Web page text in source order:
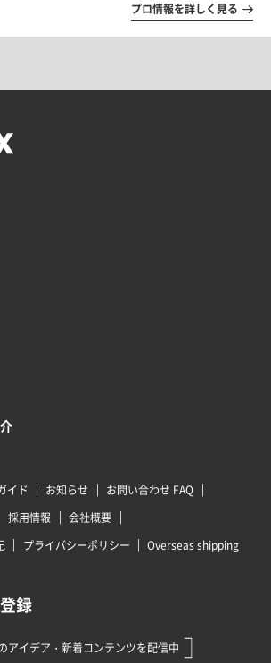
プロ情報を詳しく見る
イド お知らせ
お問い合わせ FAQ
採用情報
会社概要
プライバシーポリシー Overseas shipping